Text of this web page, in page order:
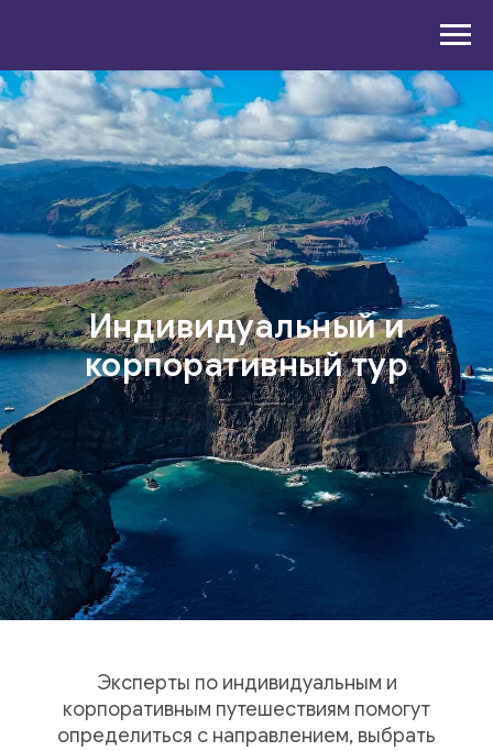
Индивидуальный и
корпоративный тур
Эксперты по индивидуальным и
корпоративным путешествиям помогут
определиться с направлением, выбрать